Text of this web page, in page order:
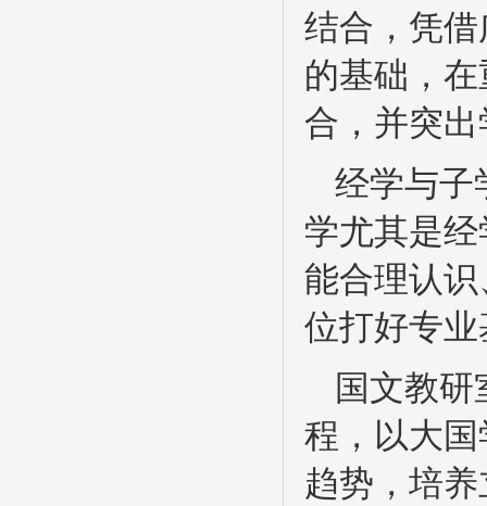
结合，凭
的基础，
合，并突
经学与子
学尤其是
能合理认
位打好专
国文教
程，以大
趋势，培